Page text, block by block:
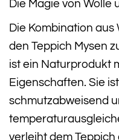
Die Magie von Wolle
Die Kombination aus
den Teppich Mysen
ist ein Naturprodukt
Eigenschaften. Sie
schmutzabweisend
verleiht dem